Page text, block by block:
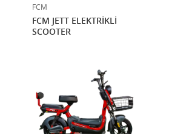
FCM
FCM JETT ELEKTRİKLİ
SCOOTER